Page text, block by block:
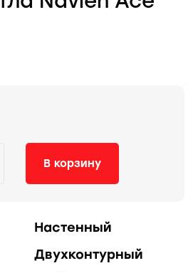
В корзину
Настенный
Двухконтурный